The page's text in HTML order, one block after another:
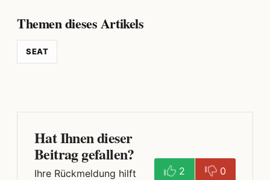
Themen dieses Artikels
SEAT
Hat Ihnen dieser
Beitrag gefallen?
Ihre Rückmeldung hilft
2 0